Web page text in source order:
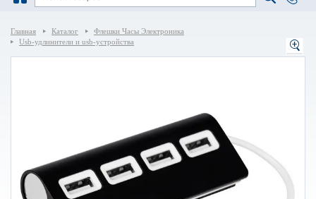
Главная Каталог
Флешки Часы Электроника
Usb-удлинители и usb-устройства